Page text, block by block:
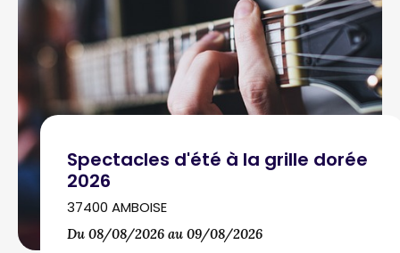
Spectacles d'été à la grille dorée
2026
37400 AMBOISE
Du 08/08/2026 au 09/08/2026